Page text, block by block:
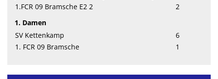
1.FCR 09 Bramsche E2 2
2
1. Damen
SV Kettenkamp
6
1. FCR 09 Bramsche
1